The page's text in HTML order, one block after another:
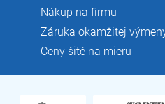
Nákup na firmu
Záruka okamžitej
Ceny šité na mieru